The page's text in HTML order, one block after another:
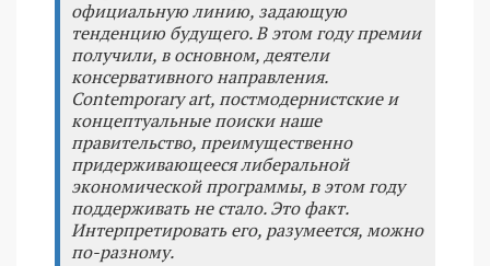
официальную линию, задающую
тенденцию будущего. В этом году премии
получили, в основном, деятели
консервативного направления.
Contemporary art, постмодернистские и
концептуальные поиски наше
правительство, преимущественно
придерживающееся либеральной
экономической программы, в этом году
поддерживать не стало. Это факт.
Интерпретировать его, разумеется, можно
по-разному.